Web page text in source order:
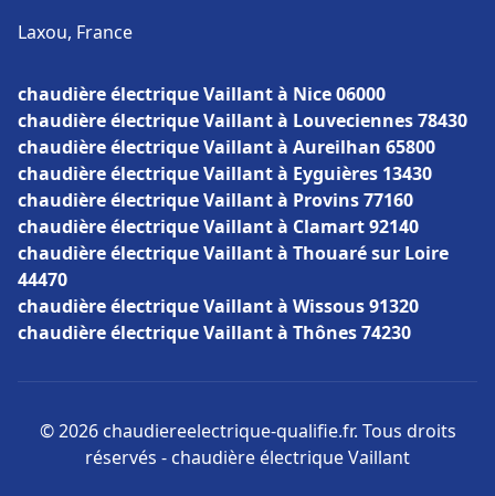
Laxou, France
chaudière électrique Vaillant à Nice 06000
chaudière électrique Vaillant à Louveciennes 78430
chaudière électrique Vaillant à Aureilhan 65800
chaudière électrique Vaillant à Eyguières 13430
chaudière électrique Vaillant à Provins 77160
chaudière électrique Vaillant à Clamart 92140
chaudière électrique Vaillant à Thouaré sur Loire
44470
chaudière électrique Vaillant à Wissous 91320
chaudière électrique Vaillant à Thônes 74230
© 2026 chaudiereelectrique-qualifie.fr. Tous droits
réservés - chaudière électrique Vaillant